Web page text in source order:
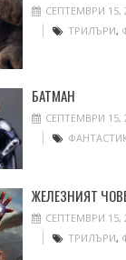
СЕПТЕМВРИ 15,
ТРИЛЪРИ,
БАТМАН
СЕПТЕМВРИ 15,
ЖЕЛЕЗНИЯТ
СЕПТЕМВРИ 15,
ТРИЛЪРИ,